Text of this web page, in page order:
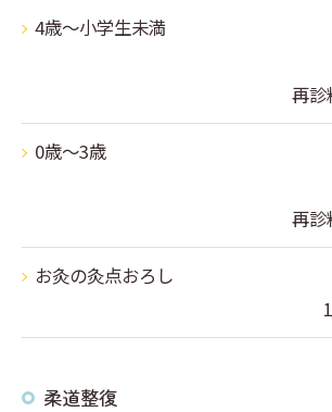
4歳～小学生未満
再診
0歳～3歳
再診
お灸の灸点おろし
柔道整復